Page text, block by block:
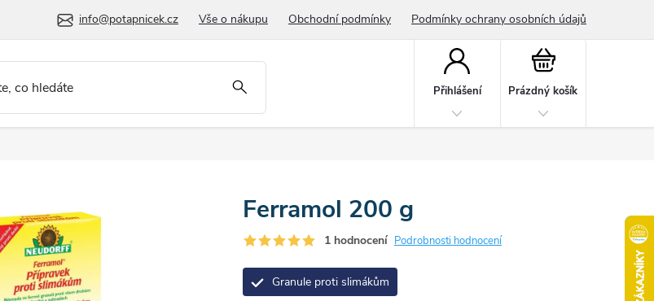
info@potapnicek.cz Vše o nákupu Obchodní podmínky Podmínky ochrany osobních údajů
Přihlášení
Nákupní
Prázdný košík
Ferramol 200 g
1 hodnocení Podrobnosti hodnocení
Granule proti slimákům